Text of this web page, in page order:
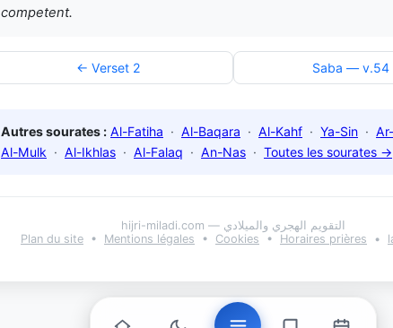
competent.
← Verset 2 Saba —
Autres sourates : Al-Fatiha · Al-Baqara · Al-Kahf · Ya-Sin ·
Al-Mulk · Al-Ikhlas · Al-Falaq · An-Nas · Toutes les sourates →
hijri-miladi.com — التقويم الهجري والميلادي
Plan du site • Mentions légales • Cookies • Horaires prières •